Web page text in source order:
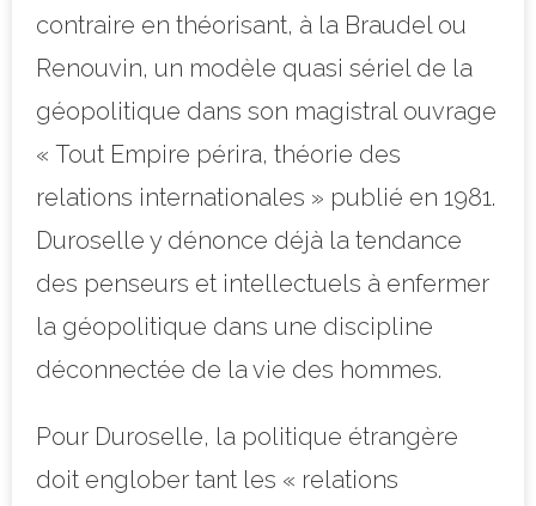
contraire en théorisant, à la Braudel ou
Renouvin, un modèle quasi sériel de la
géopolitique dans son magistral ouvrage
« Tout Empire périra, théorie des
relations internationales » publié en 1981.
Duroselle y dénonce déjà la tendance
des penseurs et intellectuels à enfermer
la géopolitique dans une discipline
déconnectée de la vie des hommes.
Pour Duroselle, la politique étrangère
doit englober tant les « relations